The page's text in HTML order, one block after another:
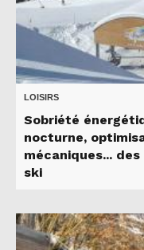
LOISIRS
Sobriété
nocturne,
mécaniques...
ski